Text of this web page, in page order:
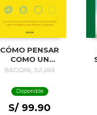
CÓMO PENSAR
COMO UN
FILÓSOFO
BAGGINI, JULIAN
Disponible
S/ 99.90